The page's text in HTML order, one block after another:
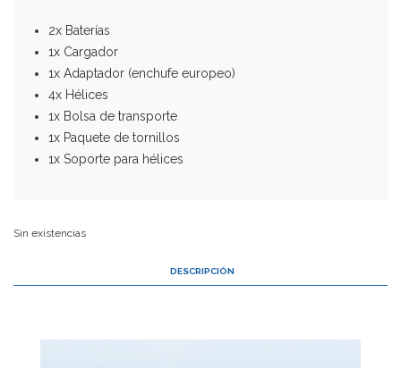
2x Baterías
1x Cargador
1x Adaptador (enchufe europeo)
4x Hélices
1x Bolsa de transporte
1x Paquete de tornillos
1x Soporte para hélices
Sin existencias
DESCRIPCIÓN